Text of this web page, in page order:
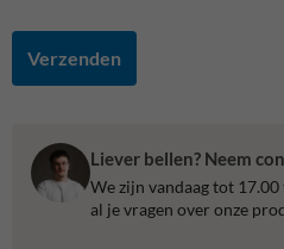
Verzenden
Liever bellen? Neem
We zijn vandaag tot
al je vragen over onze